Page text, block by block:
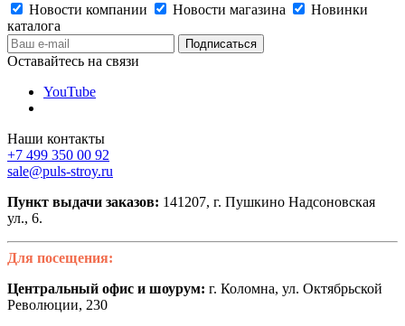
Новости компании
Новости магазина
Новинки
каталога
Оставайтесь на связи
YouTube
Наши контакты
+7 499 350 00 92
sale@puls-stroy.ru
Пункт выдачи заказов: 141207, г. Пушкино Надсоновская
ул., 6.
Для посещения:
Центральный офис и шоурум: г. Коломна, ул. Октябрьской
Революции, 230